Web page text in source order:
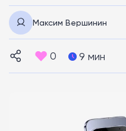
Максим Вершинин
0 9 мин